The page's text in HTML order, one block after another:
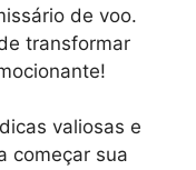
de voo.
transformar
valiosas e
começar sua